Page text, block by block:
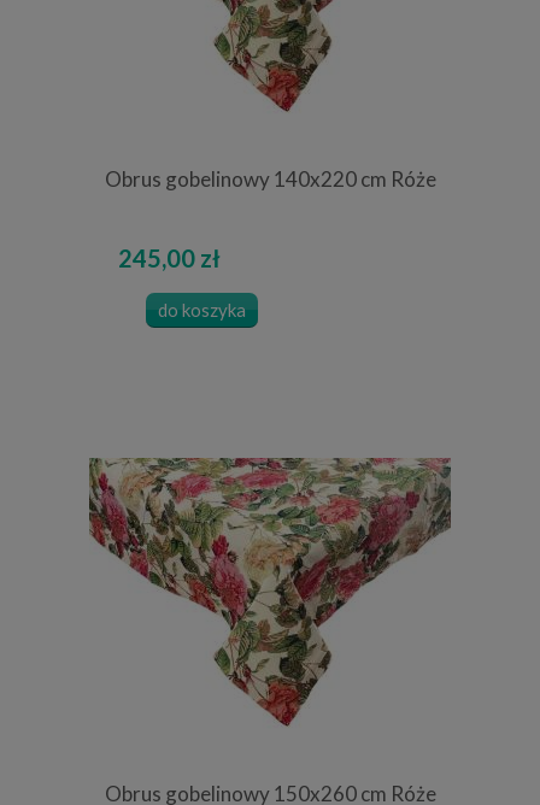
Obrus gobelinowy 140x220 cm Róże
245,00 zł
do koszyka
Obrus gobelinowy 150x260 cm Róże